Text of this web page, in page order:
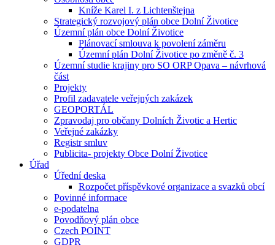
Kníže Karel I. z Lichtenštejna
Strategický rozvojový plán obce Dolní Životice
Územní plán obce Dolní Životice
Plánovací smlouva k povolení záměru
Územní plán Dolní Životice po změně č. 3
Územní studie krajiny pro SO ORP Opava – návrhová
část
Projekty
Profil zadavatele veřejných zakázek
GEOPORTÁL
Zpravodaj pro občany Dolních Životic a Hertic
Veřejné zakázky
Registr smluv
Publicita- projekty Obce Dolní Životice
Úřad
Úřední deska
Rozpočet příspěvkové organizace a svazků obcí
Povinné informace
e-podatelna
Povodňový plán obce
Czech POINT
GDPR